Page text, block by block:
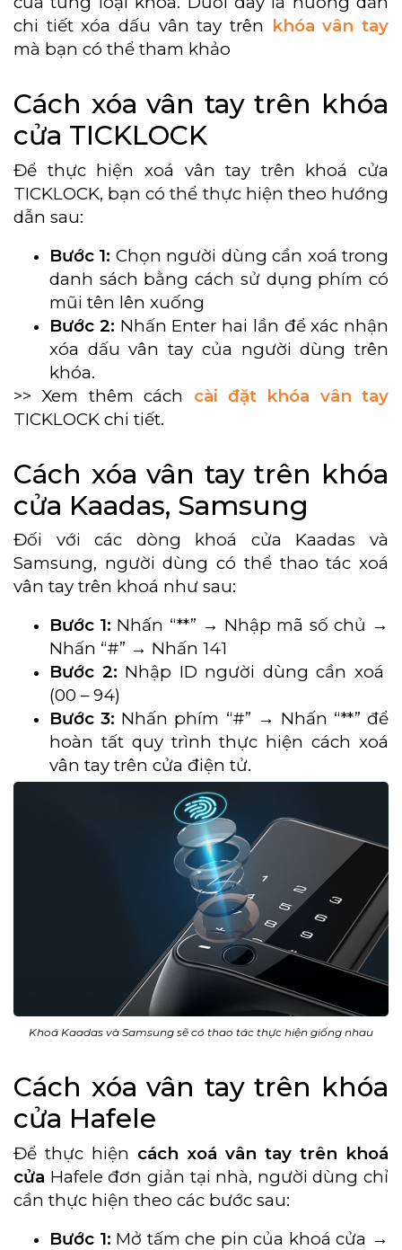
chi tiết xóa dấu vân tay trên khóa vân tay
mà bạn có thể tham khảo
Cách xóa vân tay trên khóa
cửa TICKLOCK
Để thực hiện xoá vân tay trên khoá cửa
TICKLOCK, bạn có thể thực hiện theo hướng
dẫn sau:
Bước 1: Chọn người dùng cần xoá trong
danh sách bằng cách sử dụng phím có
mũi tên lên xuống
Bước 2: Nhấn Enter hai lần để xác nhận
xóa dấu vân tay của người dùng trên
khóa.
>> Xem thêm cách cài đặt khóa vân tay
TICKLOCK chi tiết.
Cách xóa vân tay trên khóa
cửa Kaadas, Samsung
Đối với các dòng khoá cửa Kaadas và
Samsung, người dùng có thể thao tác xoá
vân tay trên khoá như sau:
Bước 1: Nhấn “**” → Nhập mã số chủ →
Nhấn “#” → Nhấn 141
Bước 2: Nhập ID người dùng cần xoá
(00 – 94)
Bước 3: Nhấn phím “#” → Nhấn “**” để
hoàn tất quy trình thực hiện cách xoá
vân tay trên cửa điện tử.
Khoá Kaadas và Samsung sẽ có thao tác thực hiện giống nhau
Cách xóa vân tay trên khóa
cửa Hafele
Để thực hiện cách xoá vân tay trên khoá
cửa Hafele đơn giản tại nhà, người dùng chỉ
cần thực hiện theo các bước sau:
Bước 1: Mở tấm che pin của khoá cửa →